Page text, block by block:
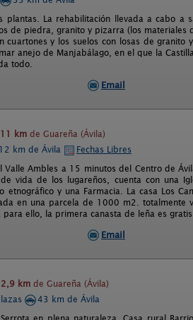
plantas. La rehabilitación llevada a cabo a
de piedra, granito y pizarra (los materiales
y los suelos con losas de granito
anejo de Manjabálago, en el que la
todo.
Email
11 km de Guareña (Ávila)
12 km de Ávila
Fechas Libres
Valle Ambles a 15 minutos del Centro de
vida de los lugareños, cuenta con una
etnográfico y una Farmacia. La casa Los
en una parcela de 1000 m2. totalmente
ello, la primera canasta de leña es gratis.
Email
km de Guareña (Ávila)
43 km de Ávila
en plena naturaleza. Casa rural